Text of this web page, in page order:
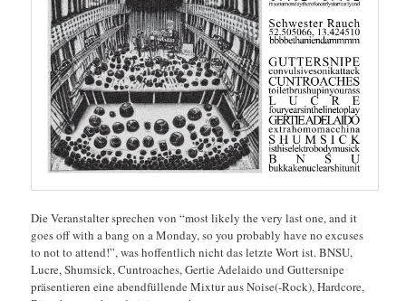
Die Veranstalter sprechen von “most likely the very last one, and it
goes off with a bang on a Monday, so you probably have no excuses
to not to attend!”, was hoffentlich nicht das letzte Wort ist. BNSU,
Lucre, Shumsick, Cuntroaches, Gertie Adelaido und Guttersnipe
präsentieren eine abendfüllende Mixtur aus Noise(-Rock), Hardcore,